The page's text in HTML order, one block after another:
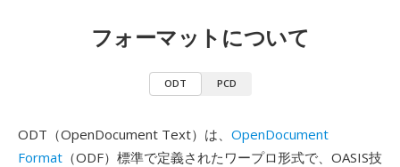
フォーマットについて
ODT PCD
ODT（OpenDocument Text）は、 OpenDocument
Format （ODF）標準で定義されたワープロ形式で、OASIS技